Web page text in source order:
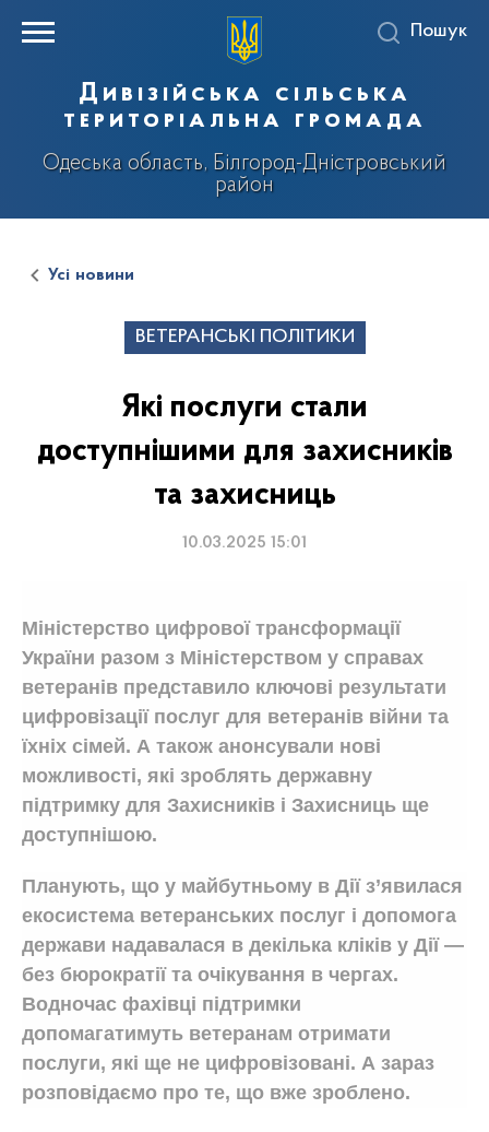
Дивізійська сільська
територіальна громада
Одеська область, Білгород-Дністровський
район
Пошук
Усі новини
ВЕТЕРАНСЬКІ ПОЛІТИКИ
Які послуги стали
доступнішими для захисників
та захисниць
10.03.2025 15:01
Міністерство цифрової трансформації
України разом з Міністерством у справах
ветеранів представило ключові результати
цифровізації послуг для ветеранів війни та
їхніх сімей. А також анонсували нові
можливості, які зроблять державну
підтримку для Захисників і Захисниць ще
доступнішою.
Планують, що у майбутньому в Дії з’явилася
екосистема ветеранських послуг і допомога
держави надавалася в декілька кліків у Дії —
без бюрократії та очікування в чергах.
Водночас фахівці підтримки
допомагатимуть ветеранам отримати
послуги, які ще не цифровізовані. А зараз
розповідаємо про те, що вже зроблено.